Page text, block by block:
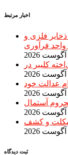
اخبار مرتبط
فلزی و
فرآوری
کلیبر در
عدالت خود
آستمال
و کشف
ثبت دیدگاه